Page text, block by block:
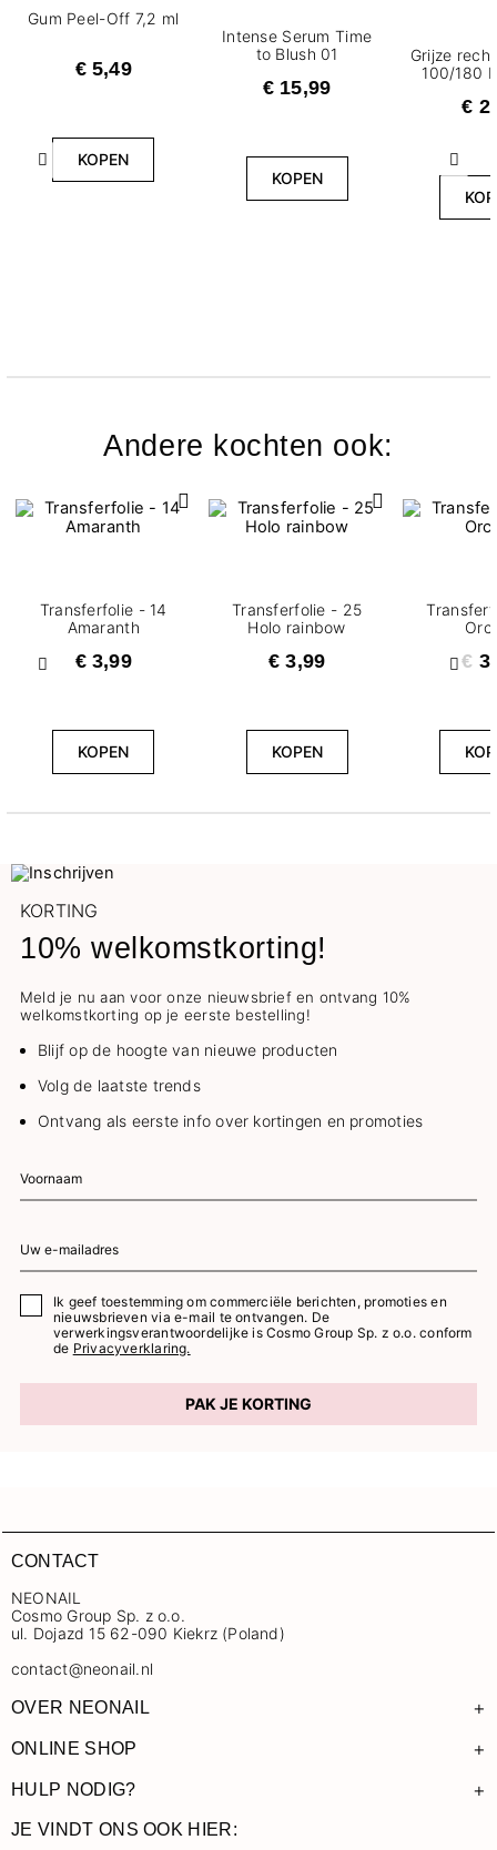
Vorige
Gum Peel-Off 7,2 ml
€ 5,49
KOPEN
Intense Serum Time
to Blush 01
€ 15,99
KOPEN
Grijze
100/180
€
Andere kochten ook:
Vorige
Transferfolie - 14
Amaranth
€ 3,99
KOPEN
Transferfolie - 25
Holo rainbow
€ 3,99
KOPEN
€
KORTING
10% welkomstkorting!
Meld je nu aan voor onze nieuwsbrief en ontvang 10%
welkomstkorting op je eerste bestelling!
Blijf op de hoogte van nieuwe producten
Volg de laatste trends
Ontvang als eerste info over kortingen en promoties
Ik geef toestemming om commerciële berichten, promoties en
nieuwsbrieven via e-mail te ontvangen. De
verwerkingsverantwoordelijke is Cosmo Group Sp. z o.o. conform
de Privacyverklaring.
PAK JE KORTING
CONTACT
NEONAIL
Cosmo Group Sp. z o.o.
ul. Dojazd 15 62-090 Kiekrz (Poland)
contact@neonail.nl
OVER NEONAIL +
ONLINE SHOP +
HULP NODIG? +
JE VINDT ONS OOK HIER: